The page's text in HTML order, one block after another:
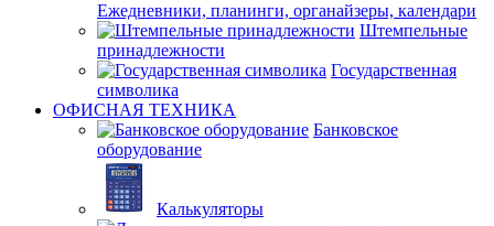
Ежедневники, планинги, органайзеры, календари
Штемпельные
принадлежности
Государственная
символика
ОФИСНАЯ ТЕХНИКА
Банковское
оборудование
Калькуляторы